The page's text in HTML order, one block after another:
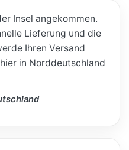
Insel angekommen.
Lieferung und die
Ihren Versand
in Norddeutschland